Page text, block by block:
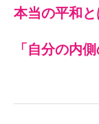
本当の平和と
「自分の内